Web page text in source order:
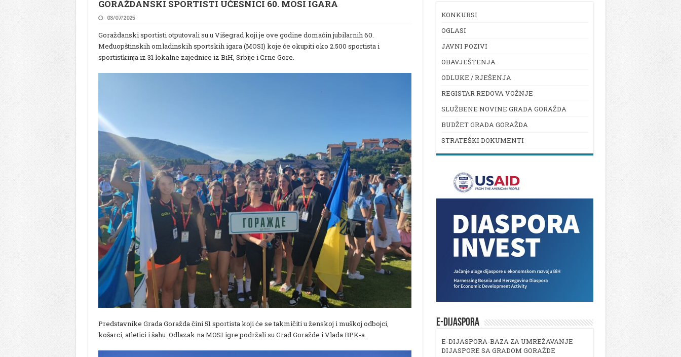
GORAŽDANSKI SPORTISTI UČESNICI 60. MOSI IGARA
03/07/2025
Goraždanski sportisti otputovali su u Višegrad koji je ove godine domaćin jubilarnih 60.
Međuopštinskih omladinskih sportskih igara (MOSI) koje će okupiti oko 2.500 sportista i
sportistkinja iz 31 lokalne zajednice iz BiH, Srbije i Crne Gore.
Predstavnike Grada Goražda čini 51 sportista koji će se takmičiti u ženskoj i muškoj odbojci,
košarci, atletici i šahu. Odlazak na MOSI igre podržali su Grad Goražde i Vlada BPK-a.
KONKURSI
OGLASI
JAVNI POZIVI
OBAVJEŠTENJA
ODLUKE / RJEŠENJA
REGISTAR REDOVA VOŽNJE
SLUŽBENE NOVINE GRADA GORAŽDA
BUDŽET GRADA GORAŽDA
STRATEŠKI DOKUMENTI
E-DIJASPORA
E-DIJASPORA-BAZA ZA UMREŽAVANJE
DIJASPORE SA GRADOM GORAŽDE